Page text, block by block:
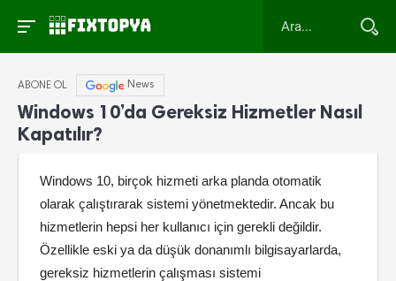
ABONE OL News
Windows 10’da Gereksiz Hizmetler Nasıl
Kapatılır?
Windows 10, birçok hizmeti arka planda otomatik
olarak çalıştırarak sistemi yönetmektedir. Ancak bu
hizmetlerin hepsi her kullanıcı için gerekli değildir.
Özellikle eski ya da düşük donanımlı bilgisayarlarda,
gereksiz hizmetlerin çalışması sistemi